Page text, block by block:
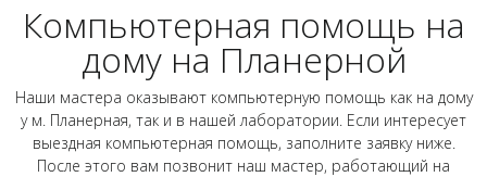
Компьютерная помощь на
дому на Планерной
Наши мастера оказывают компьютерную помощь как на дому
у м. Планерная, так и в нашей лаборатории. Если интересует
выездная компьютерная помощь, заполните заявку ниже.
После этого вам позвонит наш мастер, работающий на